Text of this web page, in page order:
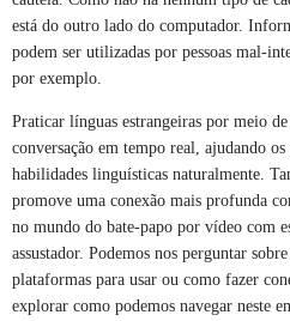
está do outro lado do computador.
podem ser utilizadas por pessoas mal-
por exemplo.
Praticar línguas estrangeiras por meio
conversação em tempo real, ajudando
habilidades linguísticas naturalmente.
promove uma conexão mais profunda
no mundo do bate-papo por vídeo com
assustador. Podemos nos perguntar
plataformas para usar ou como fazer
explorar como podemos navegar neste